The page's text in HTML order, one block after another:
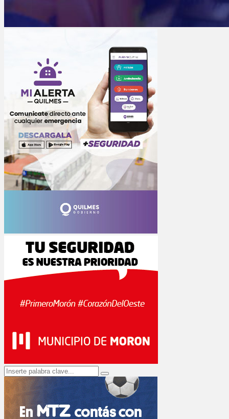
Search
for:
Search